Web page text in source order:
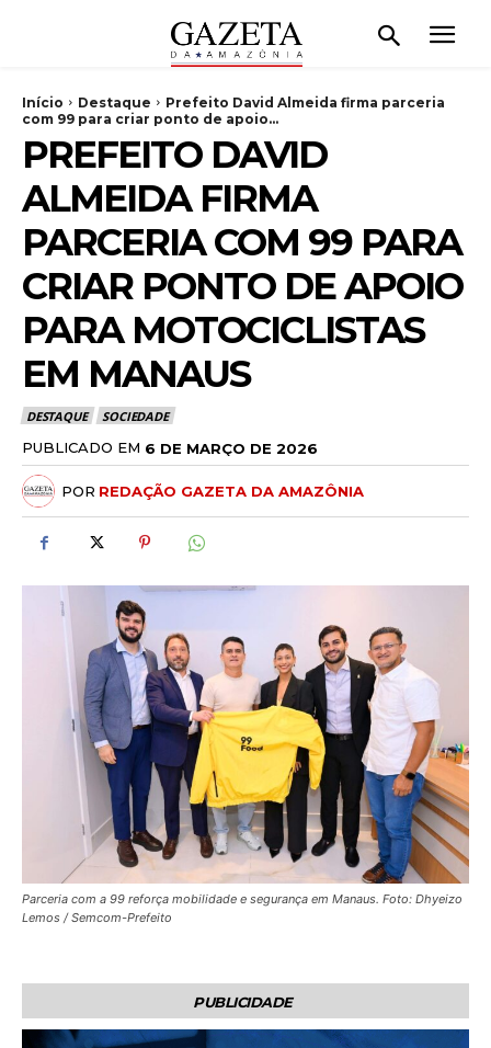
Início Destaque
Prefeito David Almeida firma parceria
com 99 para criar ponto de apoio...
PREFEITO DAVID
ALMEIDA FIRMA
PARCERIA COM 99 PARA
CRIAR PONTO DE APOIO
PARA MOTOCICLISTAS
EM MANAUS
DESTAQUE SOCIEDADE
PUBLICADO EM 6 DE MARÇO DE 2026
POR REDAÇÃO GAZETA DA AMAZÔNIA
Parceria com a 99 reforça mobilidade e segurança em Manaus. Foto: Dhyeizo
Lemos / Semcom-Prefeito
PUBLICIDADE